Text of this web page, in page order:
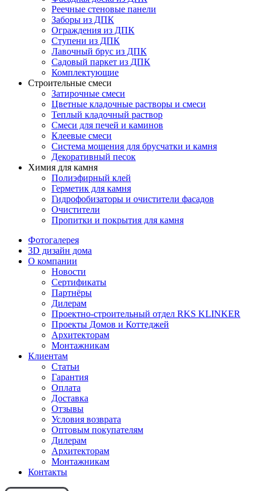
Реечные стеновые панели
Заборы из ДПК
Ограждения из ДПК
Ступени из ДПК
Лавочный брус из ДПК
Садовый паркет из ДПК
Комплектующие
Строительные смеси
Затирочные смеси
Цветные кладочные растворы и смеси
Теплый кладочный раствор
Смеси для печей и каминов
Клеевые смеси
Система мощения для брусчатки и камня
Декоративный песок
Химия для камня
Полиэфирный клей
Герметик для камня
Гидрофобизаторы и очистители фасадов
Очистители
Пропитки и покрытия для камня
Фотогалерея
3D дизайн дома
О компании
Новости
Сертификаты
Партнёры
Дилерам
Проектно-строительный отдел RKS KLINKER
Проекты Домов и Коттеджей
Архитекторам
Монтажникам
Клиентам
Статьи
Гарантия
Оплата
Доставка
Отзывы
Условия возврата
Оптовым покупателям
Дилерам
Архитекторам
Монтажникам
Контакты